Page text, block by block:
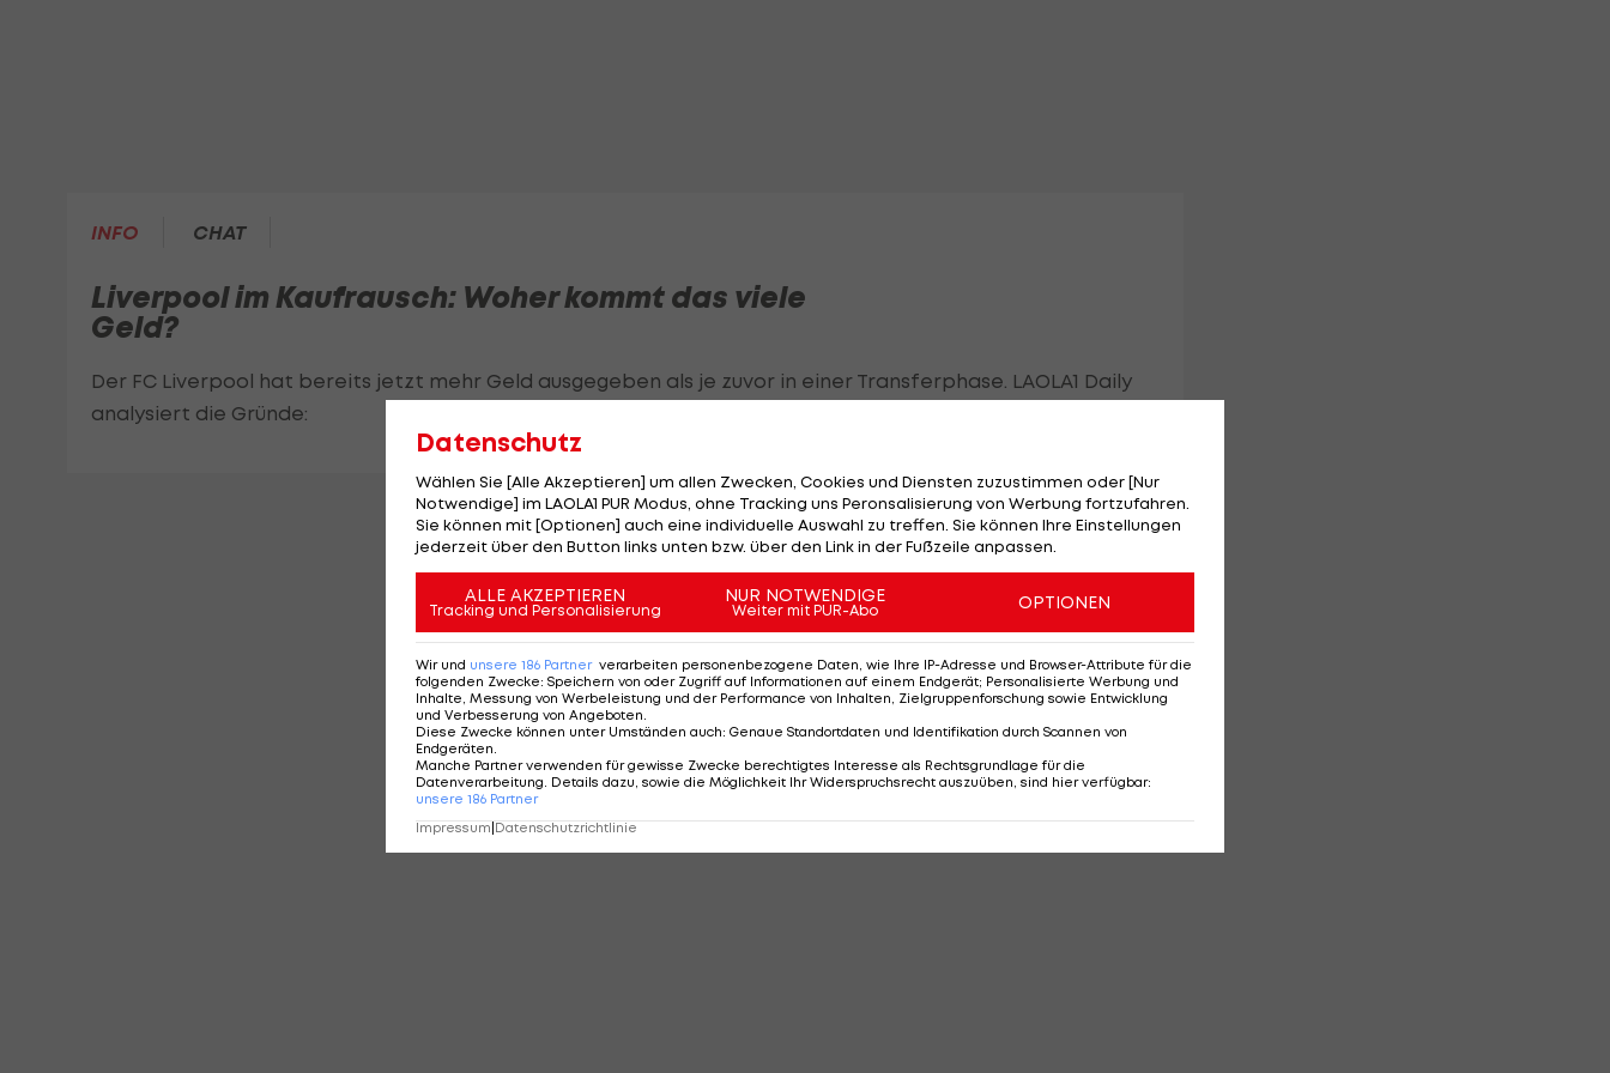
INFO CHAT
Liverpool im Kaufrausch: Woher kommt das viele
Geld?
Der FC Liverpool hat bereits jetzt mehr Geld ausgegeben als je zuvor in einer Transferphase. LAOLA1 Daily
analysiert die Gründe:
Datenschutz
Wählen Sie [Alle Akzeptieren] um allen Zwecken, Cookies und Diensten zuzustimmen oder [Nur
Notwendige] im LAOLA1 PUR Modus, ohne Tracking uns Peronsalisierung von Werbung fortzufahren.
Sie können mit [Optionen] auch eine individuelle Auswahl zu treffen. Sie können Ihre Einstellungen
jederzeit über den Button links unten bzw. über den Link in der Fußzeile anpassen.
ALLE AKZEPTIEREN
Tracking und Personalisierung
NUR NOTWENDIGE
Weiter mit PUR-Abo OPTIONEN
Wir und unsere 186 Partner verarbeiten personenbezogene Daten, wie Ihre IP-Adresse und Browser-Attribute für die
folgenden Zwecke: Speichern von oder Zugriff auf Informationen auf einem Endgerät; Personalisierte Werbung und
Inhalte, Messung von Werbeleistung und der Performance von Inhalten, Zielgruppenforschung sowie Entwicklung
und Verbesserung von Angeboten
Diese Zwecke können unter Umständen auch: Genaue Standortdaten und Identifikation durch Scannen von
Endgeräten
Manche Partner verwenden für gewisse Zwecke berechtigtes Interesse als Rechtsgrundlage für die
Datenverarbeitung. Details dazu, sowie die Möglichkeit Ihr Widerspruchsrecht auszuüben, sind hier verfügbar:
unsere 186 Partner
Impressum|Datenschutzrichtlinie